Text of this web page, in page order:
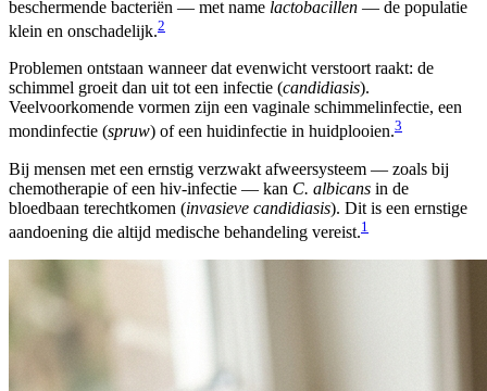
beschermende bacteriën — met name lactobacillen — de populatie
klein en onschadelijk.2
Problemen ontstaan wanneer dat evenwicht verstoort raakt: de
schimmel groeit dan uit tot een infectie (candidiasis).
Veelvoorkomende vormen zijn een vaginale schimmelinfectie, een
mondinfectie (spruw) of een huidinfectie in huidplooien.3
Bij mensen met een ernstig verzwakt afweersysteem — zoals bij
chemotherapie of een hiv-infectie — kan C. albicans in de
bloedbaan terechtkomen (invasieve candidiasis). Dit is een ernstige
aandoening die altijd medische behandeling vereist.1